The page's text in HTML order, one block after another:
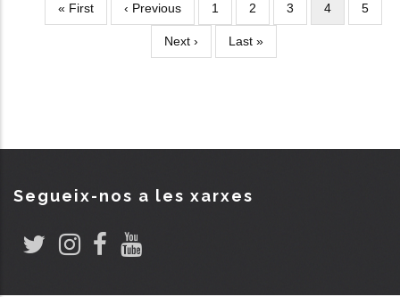
Paginació
Primera
« First
Pàgina
anterior
‹ Previous Page
1 Page
2 Page
3
Pàgina
4 Page
5
Pàgina
Next ›
Última
Last »
Segueix-nos a les xarxes